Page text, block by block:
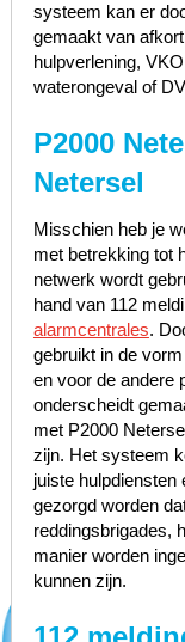
systeem kan er
gemaakt van
hulpverlening,
waterongeval of
P2000
Netersel
Misschien heb je
met betrekking tot
netwerk wordt
hand van 112
alarmcentrales.
gebruikt in de
en voor de andere
onderscheidt
met P2000
zijn. Het systeem
juiste hulpdiensten
gezorgd worden
reddingsbrigades,
manier worden
kunnen zijn.